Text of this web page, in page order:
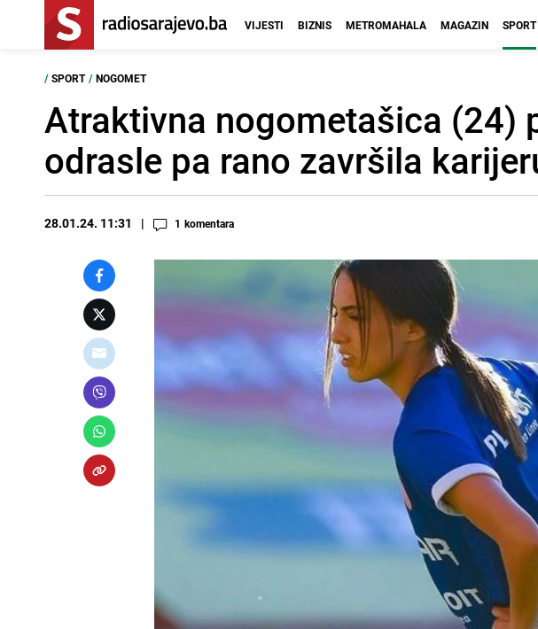
VIJESTI BIZNIS METROMAHALA MAGAZIN SPORT
/ SPORT / NOGOMET
Atraktivna nogometašica (24)
odrasle pa rano završila
28.01.24. 11:31 1 komentara